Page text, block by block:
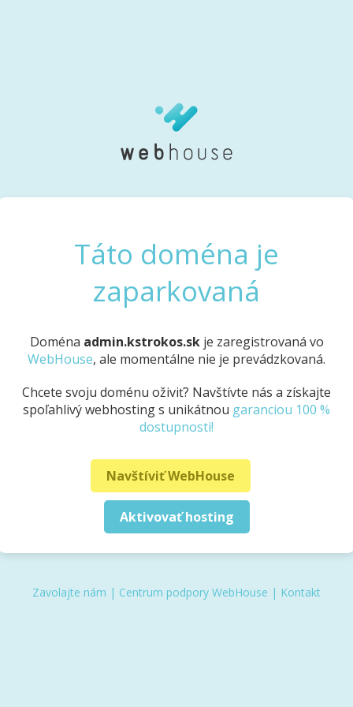
Táto doména je
zaparkovaná
Doména admin.kstrokos.skje zaregistrovaná vo
WebHouse, ale momentálne nie je prevádzkovaná.
Chcete svoju doménu oživiť? Navštívte nás a získajte
spoľahlivý webhosting s unikátnou garanciou 100 %
dostupnosti!
Navštíviť WebHouse
Aktivovať hosting
Zavolajte nám | Centrum podpory WebHouse | Kontakt